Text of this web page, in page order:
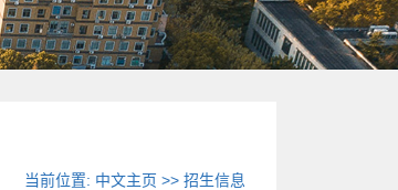
当前位置: 中文主页 >>招生信息